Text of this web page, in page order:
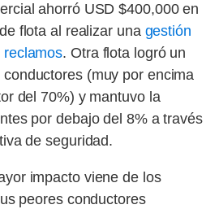
ahorró USD $400,000 en
flota al realizar una gestión
reclamos. Otra flota logró un
(muy por encima
del 70%) y mantuvo la
por debajo del 8% a través
de seguridad.
impacto viene de los
peores conductores